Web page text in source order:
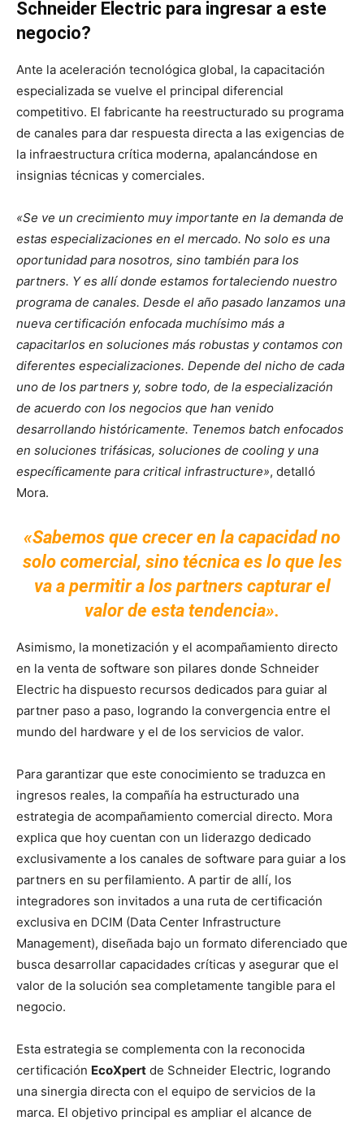
Schneider Electric para ingresar a este
negocio?
Ante la aceleración tecnológica global, la capacitación
especializada se vuelve el principal diferencial
competitivo. El fabricante ha reestructurado su programa
de canales para dar respuesta directa a las exigencias de
la infraestructura crítica moderna, apalancándose en
insignias técnicas y comerciales.
«Se ve un crecimiento muy importante en la demanda de
estas especializaciones en el mercado. No solo es una
oportunidad para nosotros, sino también para los
partners. Y es allí donde estamos fortaleciendo nuestro
programa de canales. Desde el año pasado lanzamos una
nueva certificación enfocada muchísimo más a
capacitarlos en soluciones más robustas y contamos con
diferentes especializaciones. Depende del nicho de cada
uno de los partners y, sobre todo, de la especialización
de acuerdo con los negocios que han venido
desarrollando históricamente. Tenemos batch enfocados
en soluciones trifásicas, soluciones de cooling y una
específicamente para critical infrastructure», detalló
Mora.
«Sabemos que crecer en la capacidad no
solo comercial, sino técnica es lo que les
va a permitir a los partners capturar el
valor de esta tendencia».
Asimismo, la monetización y el acompañamiento directo
en la venta de software son pilares donde Schneider
Electric ha dispuesto recursos dedicados para guiar al
partner paso a paso, logrando la convergencia entre el
mundo del hardware y el de los servicios de valor.
Para garantizar que este conocimiento se traduzca en
ingresos reales, la compañía ha estructurado una
estrategia de acompañamiento comercial directo. Mora
explica que hoy cuentan con un liderazgo dedicado
exclusivamente a los canales de software para guiar a los
partners en su perfilamiento. A partir de allí, los
integradores son invitados a una ruta de certificación
exclusiva en DCIM (Data Center Infrastructure
Management), diseñada bajo un formato diferenciado que
busca desarrollar capacidades críticas y asegurar que el
valor de la solución sea completamente tangible para el
negocio.
Esta estrategia se complementa con la reconocida
certificación EcoXpert de Schneider Electric, logrando
una sinergia directa con el equipo de servicios de la
marca. El objetivo principal es ampliar el alcance de